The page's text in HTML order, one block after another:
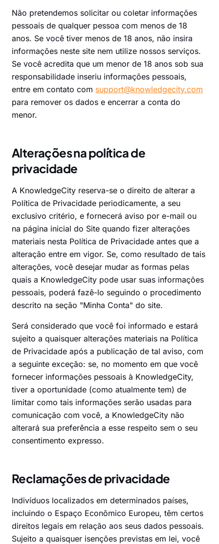
Não pretendemos solicitar ou coletar informações
pessoais de qualquer pessoa com menos de 18
anos. Se você tiver menos de 18 anos, não insira
informações neste site nem utilize nossos serviços.
Se você acredita que um menor de 18 anos sob sua
responsabilidade inseriu informações pessoais,
entre em contato com support@knowledgecity.com
para remover os dados e encerrar a conta do
menor.
Alterações na política de
privacidade
A KnowledgeCity reserva-se o direito de alterar a
Política de Privacidade periodicamente, a seu
exclusivo critério, e fornecerá aviso por e-mail ou
na página inicial do Site quando fizer alterações
materiais nesta Política de Privacidade antes que a
alteração entre em vigor. Se, como resultado de tais
alterações, você desejar mudar as formas pelas
quais a KnowledgeCity pode usar suas informações
pessoais, poderá fazê-lo seguindo o procedimento
descrito na seção "Minha Conta" do site.
Será considerado que você foi informado e estará
sujeito a quaisquer alterações materiais na Política
de Privacidade após a publicação de tal aviso, com
a seguinte exceção: se, no momento em que você
fornecer informações pessoais à KnowledgeCity,
tiver a oportunidade (como atualmente tem) de
limitar como tais informações serão usadas para
comunicação com você, a KnowledgeCity não
alterará sua preferência a esse respeito sem o seu
consentimento expresso.
Reclamações de privacidade
Indivíduos localizados em determinados países,
incluindo o Espaço Econômico Europeu, têm certos
direitos legais em relação aos seus dados pessoais.
Sujeito a quaisquer isenções previstas em lei, você